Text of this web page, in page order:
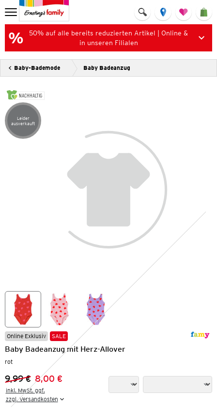
50% auf alle bereits reduzierten Artikel | Online &
in unseren Filialen
Baby-Bademode Baby Badeanzug
NACHHALTIG
Artikel leider ausverkauft
Leider
ausverkauft
Online Exklusiv SALE
Baby Badeanzug mit Herz-Allover
rot
Vorheriger Preis:
9,99 €
Neuer Preis:
8,00 €
inkl. MwSt. ggf.
zzgl. Versandkosten